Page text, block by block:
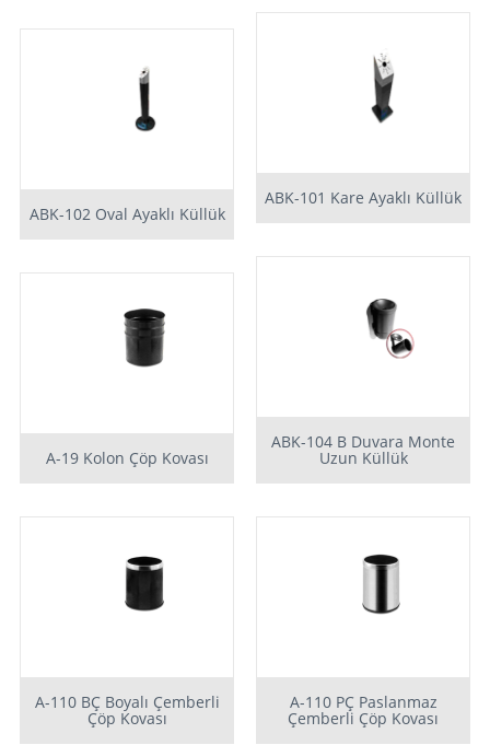
ABK-101 Kare Ayaklı Küllük
ABK-102 Oval Ayaklı Küllük
ABK-104 B Duvara Monte
Uzun Küllük
A-19 Kolon Çöp Kovası
A-110 BÇ Boyalı Çemberli
Çöp Kovası
A-110 PÇ Paslanmaz
Çemberli Çöp Kovası